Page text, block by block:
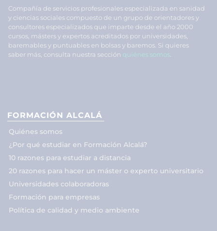
Compañía de servicios profesionales especializada en sanidad
y ciencias sociales compuesto de un grupo de orientadores y
consultores especializados que imparte desde el año 2000
cursos, másters y expertos acreditados por universidades,
baremables y puntuables en bolsas y baremos. Si quieres
saber más, consulta nuestra sección quiénes somos
FORMACIÓN ALCALÁ
Quiénes somos
¿Por qué estudiar en Formación Alcalá?
10 razones para estudiar a distancia
20 razones para hacer un máster o experto universitario
Universidades colaboradoras
Formación para empresas
Política de calidad y medio ambiente